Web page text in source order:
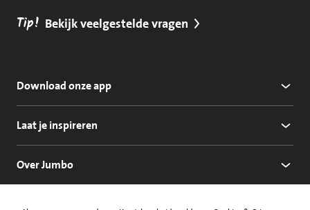
Tip! Bekijk veelgestelde vragen
Download onze app
Laat je inspireren
Over Jumbo